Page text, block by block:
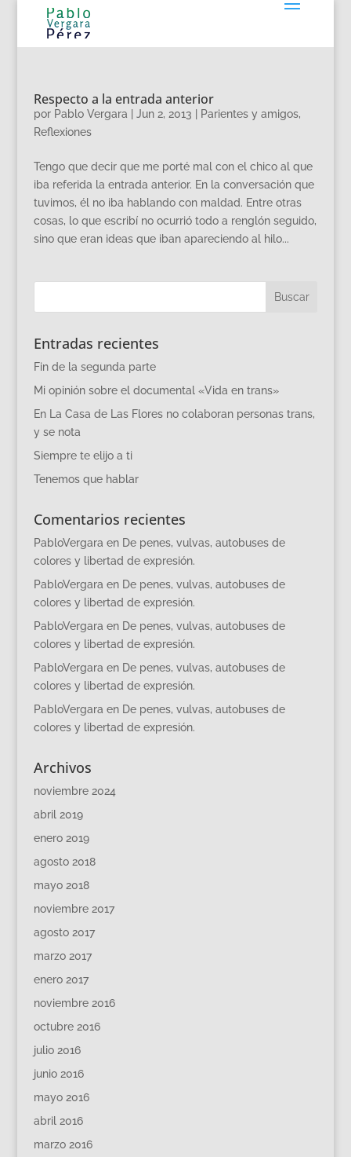
Respecto a la entrada anterior
por Pablo Vergara Jun 2, 2013 Parientes y amigos,
Reflexiones
Tengo que decir que me porté mal con el chico al que
iba referida la entrada anterior. En la conversación que
tuvimos, él no iba hablando con maldad. Entre otras
cosas, lo que escribí no ocurrió todo a renglón seguido,
sino que eran ideas que iban apareciendo al hilo...
Entradas recientes
Fin de la segunda parte
Mi opinión sobre el documental «Vida en trans»
En La Casa de Las Flores no colaboran personas trans,
y se nota
Siempre te elijo a ti
Tenemos que hablar
Comentarios recientes
PabloVergara en De penes, vulvas, autobuses de
colores y libertad de expresión.
PabloVergara en De penes, vulvas, autobuses de
colores y libertad de expresión.
PabloVergara en De penes, vulvas, autobuses de
colores y libertad de expresión.
PabloVergara en De penes, vulvas, autobuses de
colores y libertad de expresión.
PabloVergara en De penes, vulvas, autobuses de
colores y libertad de expresión.
Archivos
noviembre 2024
abril 2019
enero 2019
agosto 2018
mayo 2018
noviembre 2017
agosto 2017
marzo 2017
enero 2017
noviembre 2016
octubre 2016
julio 2016
junio 2016
mayo 2016
abril 2016
marzo 2016